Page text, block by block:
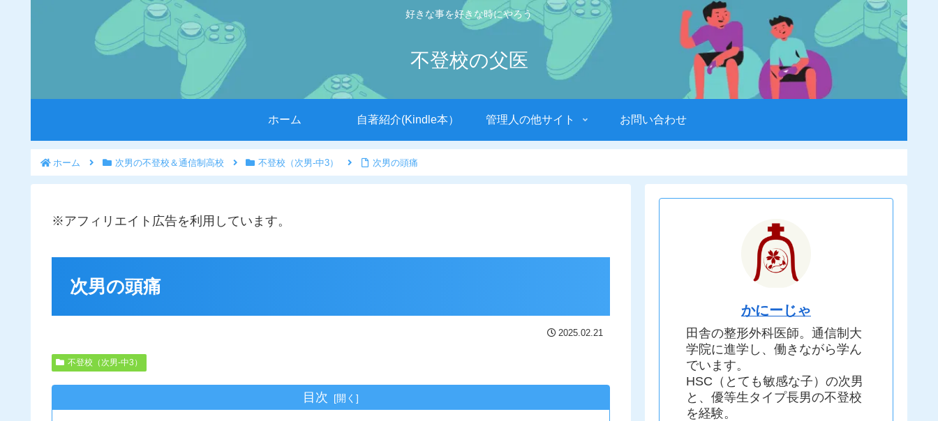
好きな事を好きな時にやろう
不登校の父医
ホーム 自著紹介(Kindle本） 管理人の他サイト お問い合わせ
ホーム 次男の不登校＆通信制高校 不登校（次男-中3） 次男の頭痛
※アフィリエイト広告を利用しています。
次男の頭痛
2025.02.21
不登校（次男-中3）
目次
かにーじゃ
田舎の整形外科医師。通信制大
学院に進学し、働きながら学ん
でいます。
HSC（とても敏感な子）の次男
と、優等生タイプ長男の不登校
を経験。